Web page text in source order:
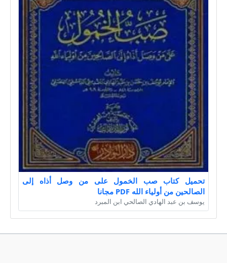
تحميل كتاب صب الخمول على من وصل أذاه إلى
الصالحين من أولياء الله PDF مجانا
يوسف بن عبد الهادي الصالحي ابن المبرد